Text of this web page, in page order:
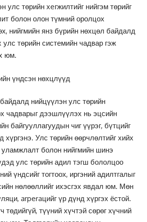
улс төрийн хeгжилтийг нийгэм төрийг
болон олон түмний оролцох
нийгмийн янз бүрийн нөхцөл байдалд
улс төрийн системийн чадвар гэж
юм.
үндсэн нөхцлүүд
нийцүүлэн улс төрийн
чадварыг дээшлүүлэх нь эцсийн
байгууллагуудын чиг үүрэг, бүтцийг
хүргэнэ. Улс төрийн өөрчлөлтийг хийх
болон нийгмийн шинэ
улс төрийн адил тэгш бололцоо
үндсийг тогтоох, иргэний адилтгалыг
нөлөөллийг ихэсгэх явдал юм. Мөн
arperaцийг үр дүнд хүргэх ёстой.
төдийгүй, түүний хүчтэй сөрөг хүчний